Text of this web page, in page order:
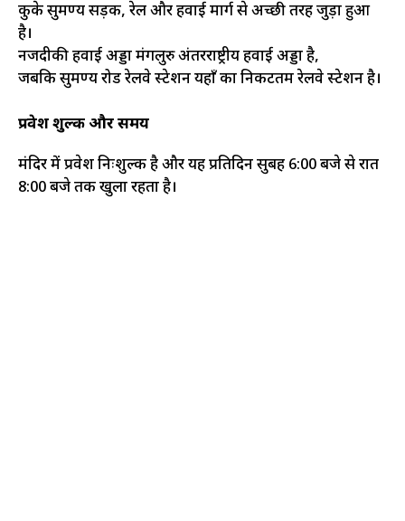
कुके सुब्रमण्य सड़क, रेल और हवाई मार्ग से अच्छी तरह जुड़ा हुआ
है।
नजदीकी हवाई अड्डा मंगलुरु अंतरराष्ट्रीय हवाई अड्डा है,
जबकि सुब्रमण्य रोड रेलवे स्टेशन यहाँ का निकटतम रेलवे स्टेशन है।
प्रवेश शुल्क और समय
मंदिर में प्रवेश निःशुल्क है और यह प्रतिदिन सुबह 6:00 बजे से रात
8:00 बजे तक खुला रहता है।